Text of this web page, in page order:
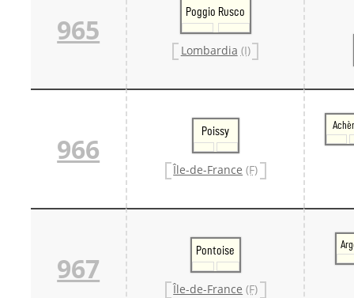
965
Poggio Rusco
Lombardia (I)
966
Poissy
Île-de-France (F)
967
Pontoise
Île-de-France (F)